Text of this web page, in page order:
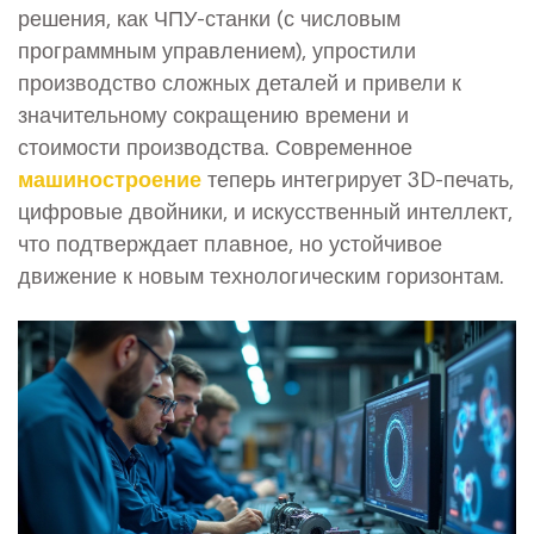
решения, как ЧПУ-станки (с числовым
программным управлением), упростили
производство сложных деталей и привели к
значительному сокращению времени и
стоимости производства. Современное
машиностроение теперь интегрирует 3D-печать,
цифровые двойники, и искусственный интеллект,
что подтверждает плавное, но устойчивое
движение к новым технологическим горизонтам.